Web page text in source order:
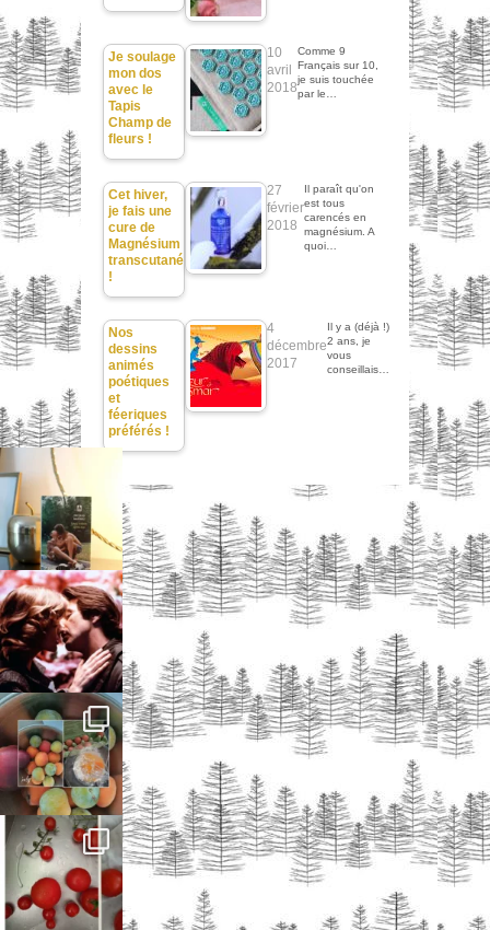
Je soulage
mon dos
avec le
Tapis
Champ de
fleurs !
10
avril
2018
Comme 9
Français sur 10,
je suis touchée
par le…
Cet hiver,
je fais une
cure de
Magnésium
transcutané
!
27
février
2018
Il paraît qu'on
est tous
carencés en
magnésium. A
quoi…
Nos
dessins
animés
poétiques
et
féeriques
préférés !
4
décembre
2017
Il y a (déjà !)
2 ans, je
vous
conseillais…